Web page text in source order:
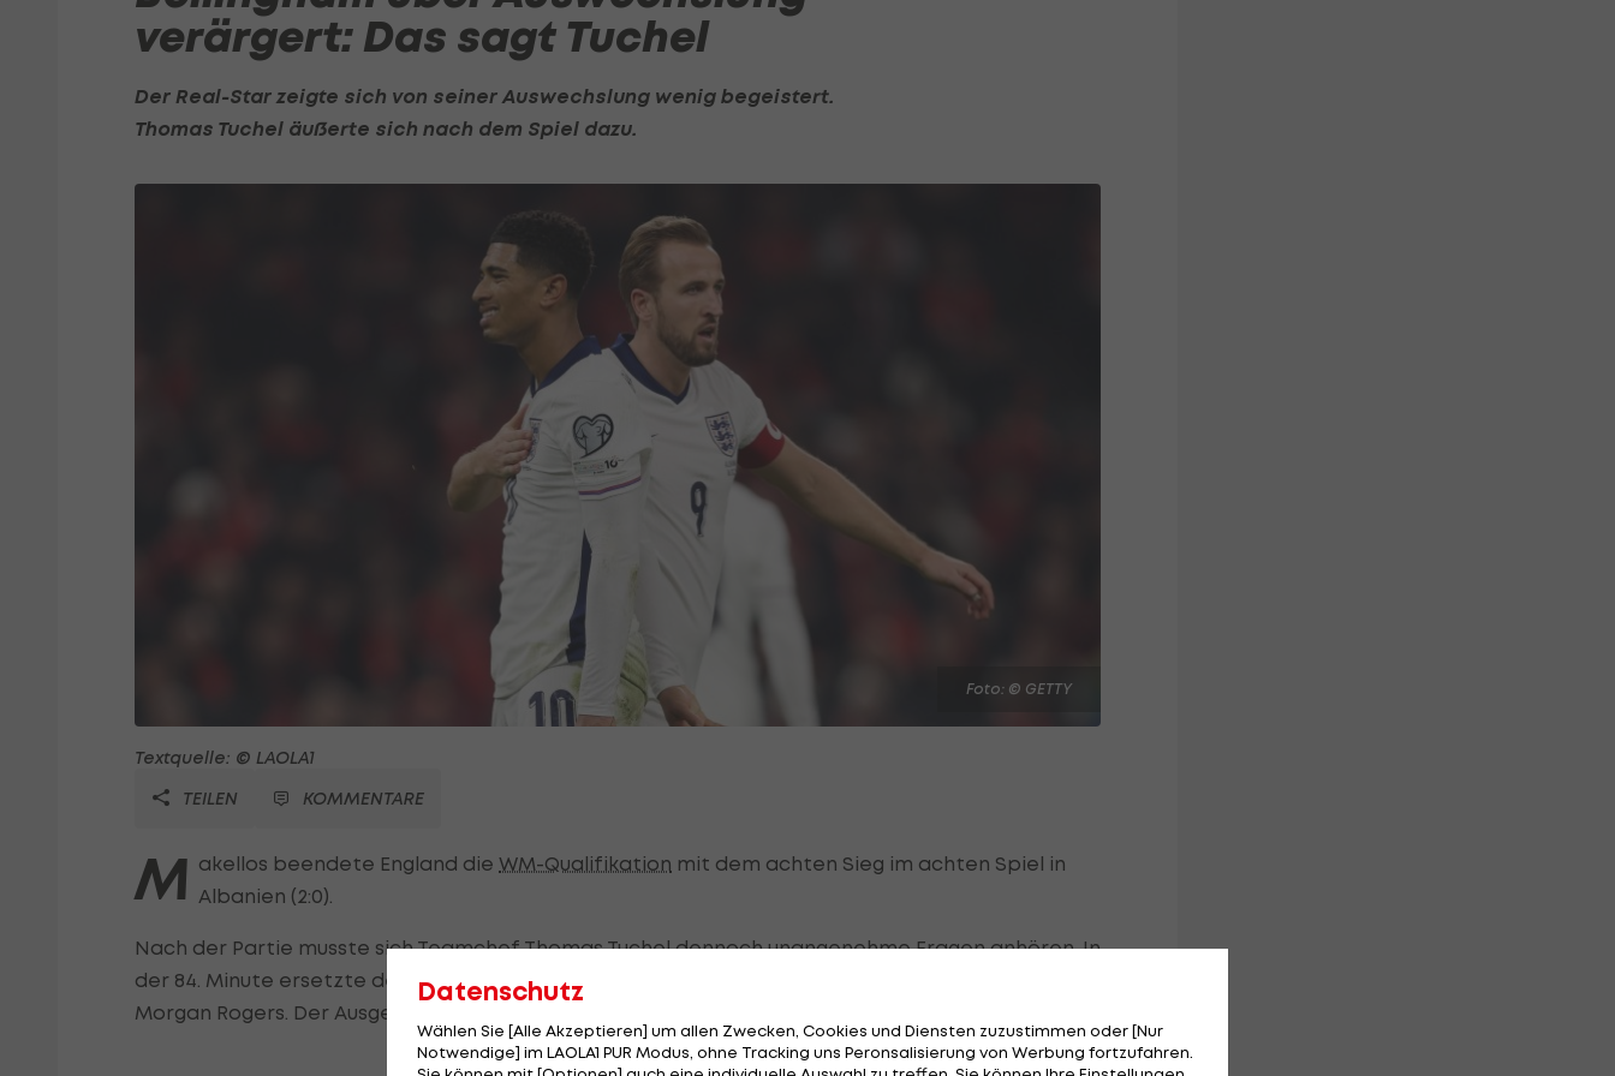
verärgert: Das sagt Tuchel
Der Real-Star zeigte sich von seiner Auswechslung wenig begeistert.
Thomas Tuchel äußerte sich nach dem Spiel dazu.
Foto: © GETTY
Textquelle: © LAOLA1
TEILEN
KOMMENTARE
M akellos beendete England die WM-Qualifikation mit dem achten Sieg im achten Spiel in
Albanien (2:0).
Nach der Partie musste sich Teamchef Thomas Tuchel dennoch unangenehme Fragen anhören. In
der 84. Minute ersetzte der Deutsche beim Stand von 2:0 Real-Star
Morgan Rogers. Der Ausgewechselte reagierte wenig begeistert, zeigte sich sichtlich verärgert.
Datenschutz
Wählen Sie [Alle Akzeptieren] um allen Zwecken, Cookies und Diensten zuzustimmen oder [Nur
Notwendige] im LAOLA1 PUR Modus, ohne Tracking uns Peronsalisierung von Werbung fortzufahren.